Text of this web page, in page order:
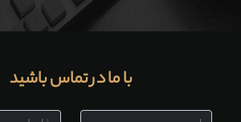
با ما در تماس باشید